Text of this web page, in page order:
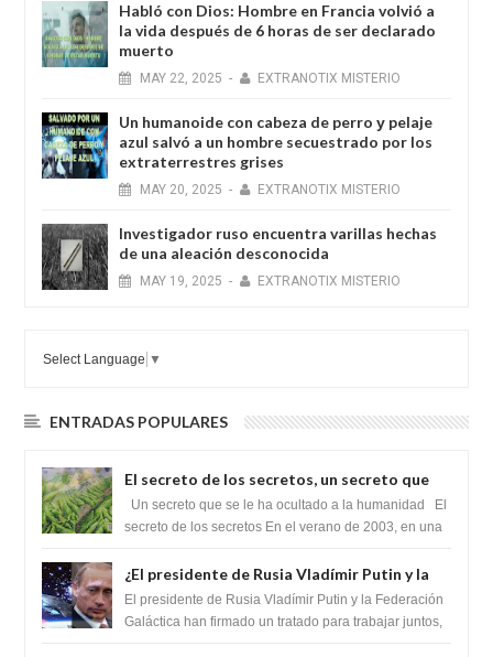
Habló con Dios: Hombre en Francia volvió a
la vida después de 6 horas de ser declarado
muerto
MAY 22, 2025 - EXTRANOTIX MISTERIO
Un humanoide con cabeza de perro у pelaje
azul salvó a un hombre secuestrado por los
extraterrestres grises
MAY 20, 2025 - EXTRANOTIX MISTERIO
Investigador ruso encuentra varillas hechas
de una aleación desconocida
MAY 19, 2025 - EXTRANOTIX MISTERIO
Select Language ▼
ENTRADAS POPULARES
El secreto de los secretos, un secreto que
cambiaría por completo el destino de la
humanidad
Un secreto que se le ha ocultado a la humanidad El
secreto de los secretos En el verano de 2003, en una
¿El presidente de Rusia Vladímir Putin y la
Federación Galactica han firmado un
tratado para acabar con los Sionistas?
El presidente de Rusia Vladímir Putin y la Federación
Galáctica han firmado un tratado para trabajar juntos,